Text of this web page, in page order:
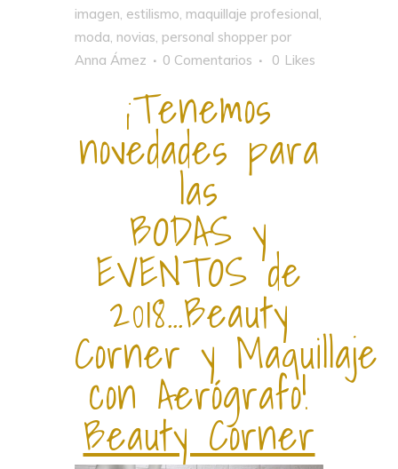
imagen estilismo maquillaje profesional
moda novias personal shopper por
Anna Ámez
0 Comentarios 0 Likes
¡Tenemos
novedades para
las
BODAS y
EVENTOS de
2018…Beauty
Corner y Maquillaje
con Aerógrafo!
Beauty Corner